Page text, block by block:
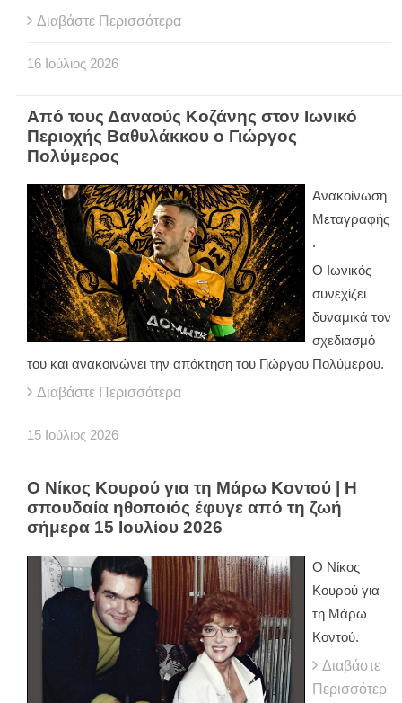
Διαβάστε Περισσότερα
16 Ιούλιος 2026
Από τους Δαναούς Κοζάνης στον Ιωνικό
Περιοχής Βαθυλάκκου ο Γιώργος
Πολύμερος
Ανακοίνωση
Μεταγραφής
.
Ο Ιωνικός
συνεχίζει
δυναμικά τον
σχεδιασμό
του και ανακοινώνει την απόκτηση του Γιώργου Πολύμερου.
Διαβάστε Περισσότερα
15 Ιούλιος 2026
Ο Νίκος Κουρού για τη Μάρω Κοντού | Η
σπουδαία ηθοποιός έφυγε από τη ζωή
σήμερα 15 Ιουλίου 2026
Ο Νίκος
Κουρού για
τη Μάρω
Κοντού.
Διαβάστε
Περισσότερ